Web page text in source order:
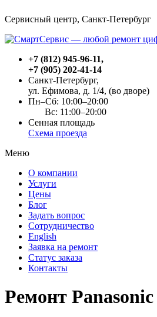
Сервисный центр, Cанкт-Петербург
+7 (812) 945-96-11,
+7 (905) 202-41-14
Санкт-Петербург,
ул. Ефимова, д. 1/4, (во дворе)
Пн–Сб: 10:00–20:00
Вс: 11:00–20:00
Сенная площадь
Схема проезда
Меню
О компании
Услуги
Цены
Блог
Задать вопрос
Сотрудничество
English
Заявка на ремонт
Статус заказа
Контакты
Ремонт